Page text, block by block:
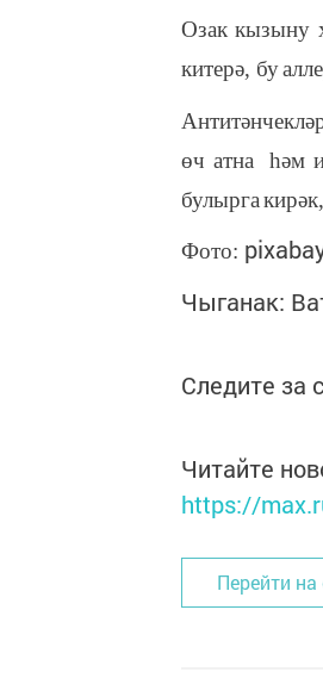
Озак кызыну
китерә, бу
өч атна һәм
булыргакирәк,
Фото:
Чыганак:
Следите
Читайте
https://
Перейти